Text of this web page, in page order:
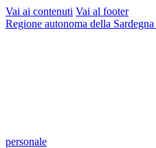
Vai ai contenuti Vai al footer
Regione autonoma della Sardegna
personale